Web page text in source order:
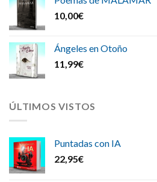
10,00€
Ángeles en Otoño
11,99€
ÚLTIMOS VISTOS
Puntadas con IA
22,95€